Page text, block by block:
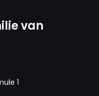
van
1